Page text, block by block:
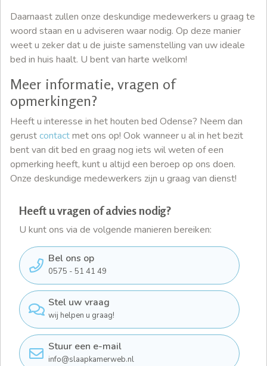
Daarnaast zullen onze deskundige medewerkers u graag te
woord staan en u adviseren waar nodig. Op deze manier
weet u zeker dat u de juiste samenstelling van uw ideale
bed in huis haalt. U bent van harte welkom!
Meer informatie, vragen of
opmerkingen?
Heeft u interesse in het houten bed Odense? Neem dan
gerustcontactmet ons op! Ook wanneer u al in het bezit
bent van dit bed en graag nog iets wil weten of een
opmerking heeft, kunt u altijd een beroep op ons doen.
Onze deskundige medewerkers zijn u graag van dienst!
Heeft u vragen of advies nodig?
U kunt ons via de volgende manieren bereiken:
Bel ons op
0575 - 51 41 49
Stel uw vraag
wij helpen u graag!
Stuur een e-mail
info@slaapkamerweb.nl